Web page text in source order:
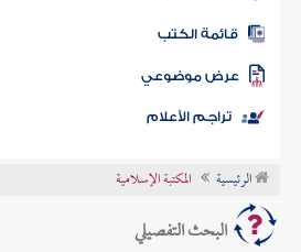
حول المكتبة
قائمة الكتب
تراجم الأعلام
الرئيسية المكتبة الإسلامية
البحث التفصيلي